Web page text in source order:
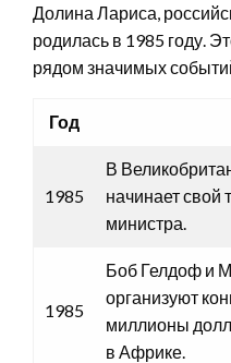
Долина Лариса,
родилась в 1985 году.
рядом значимых
Год
1985
В
начинает свой
министра.
1985
Боб Гелдоф и
организуют
миллионы
в Африке.